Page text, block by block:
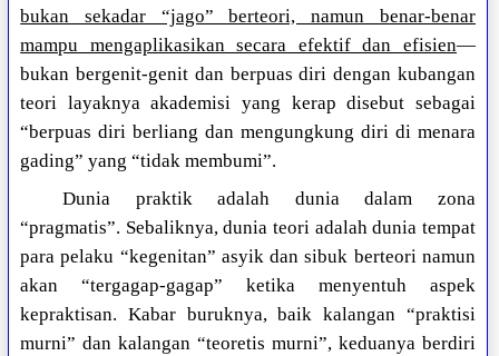
bukan sekadar “jago” berteori, namun benar-benar
mampu mengaplikasikan secara efektif dan efisien—
bukan bergenit-genit dan berpuas diri dengan kubangan
teori layaknya akademisi yang kerap disebut sebagai
“berpuas diri berliang dan mengungkung diri di menara
gading” yang “tidak membumi”.
Dunia praktik adalah dunia dalam zona
“pragmatis”. Sebaliknya, dunia teori adalah dunia tempat
para pelaku “kegenitan” asyik dan sibuk berteori namun
akan “tergagap-gagap” ketika menyentuh aspek
kepraktisan. Kabar buruknya, baik kalangan “praktisi
murni” dan kalangan “teoretis murni”, keduanya berdiri